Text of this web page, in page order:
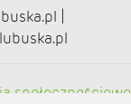
|
społecznościowe